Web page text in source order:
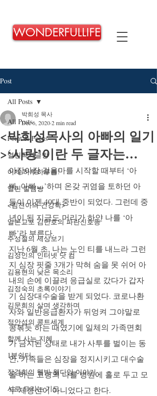
WONDERFULLIFE
Post
All Posts
Point & Focus
열린독자글방
이제 하루하루를!
열린 칼럼방
<김진아의 건강학>
일본교포 김민호의 파란신호등
주성철의 세상보기
김정인의 인터넷 닷 컴
김용현의 낮은 목소리
김정숙의 초록이야기
김문희의 살며 생각하며
정안섭의 콩트세계
함께 사는 지혜
1분쉼터
장경희의 웰빙-웰다잉 이야기
시로 드리는 기도
All Posts
<박희성목사의 아빠의 일기
>‘사랑’이란 두 글자는…
박희성 목사
Dec 6, 20202 min read
아장아장 걸음마를 시작할 때부터 ‘아
빠, 아빠ㅡ’하며 온갖 귀염을 토하던 아
들이 이젠 40대 중반이 되었다. 그런데 중
년이 된 지금도 머리가 하얀 나를 ‘아
빠’라 부른다.
지난 6월 초, 나는 노인 티를 내느라 그런
지 심장 핏줄 3개가 막혀 숨을 못 쉬어 아
내의 손에 이끌려 응급실로 갔다가 갑자
기 심장대수술을 받게 되었다. 코로나환
자와 일반응급환자가 뒤엉켜 그야말로
콩볶듯 하는 때였기에 일체의 가족면회
가 금지된 상태로 내가 사투를 벌이는 동
안, 가족들은 심장을 정지시키고 대수술
을 하는 고령의 나를 병원에 홀로 두고 모
두 제정신이 아니었다고 한다.